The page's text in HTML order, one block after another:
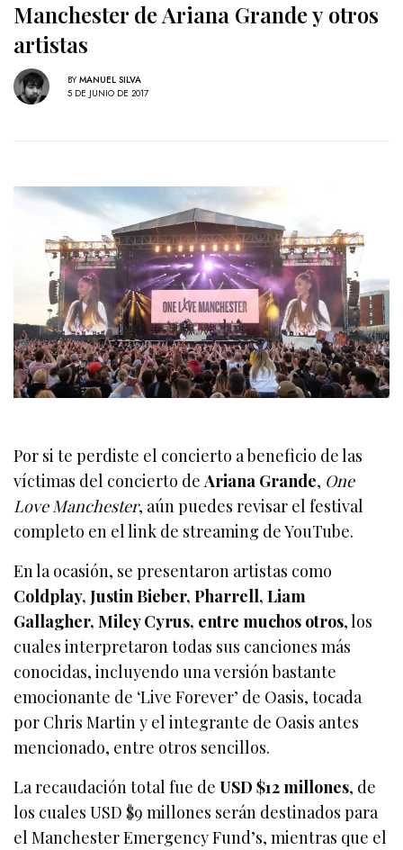
Manchester de Ariana Grande y otros
artistas
BY MANUEL SILVA
5 DE JUNIO DE 2017
Por si te perdiste el concierto a beneficio de las
víctimas del concierto deAriana Grande, One
Love Manchester, aún puedes revisar el festival
completo en el link de streaming de YouTube.
En la ocasión, se presentaron artistas como
Coldplay, Justin Bieber, Pharrell, Liam
Gallagher, Miley Cyrus, entre muchos otros, los
cuales interpretaron todas sus canciones más
conocidas, incluyendo una versión bastante
emocionante de ‘Live Forever’ de Oasis, tocada
por Chris Martin y el integrante de Oasis antes
mencionado, entre otros sencillos.
La recaudación total fue deUSD $12 millones, de
los cuales USD $9 millones serán destinados para
el Manchester Emergency Fund’s, mientras que el